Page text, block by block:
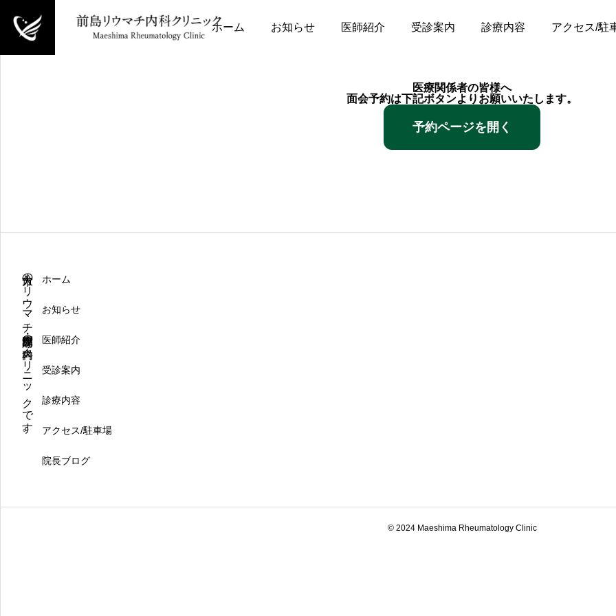
ホーム お知らせ 医師紹介 受診案内 診療内容 アクセス/駐
大分市のリウマチ・膠原病専門の内科クリニックです。
医療関係者の皆様へ
面会予約は下記ボタンよりお願いいたします。
予約ページを開く
ホーム
お知らせ
医師紹介
受診案内
診療内容
アクセス/駐車場
院長ブログ
© 2024 Maeshima Rheumatology Clinic